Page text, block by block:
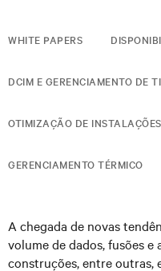
WHITE PAPERS
DCIM E GERENCIAMENTO DE TI
OTIMIZAÇÃO DE INSTALAÇÕES
GERENCIAMENTO TÉRMICO
A chegada de novas
volume de dados, fusões e
construções, entre outras,